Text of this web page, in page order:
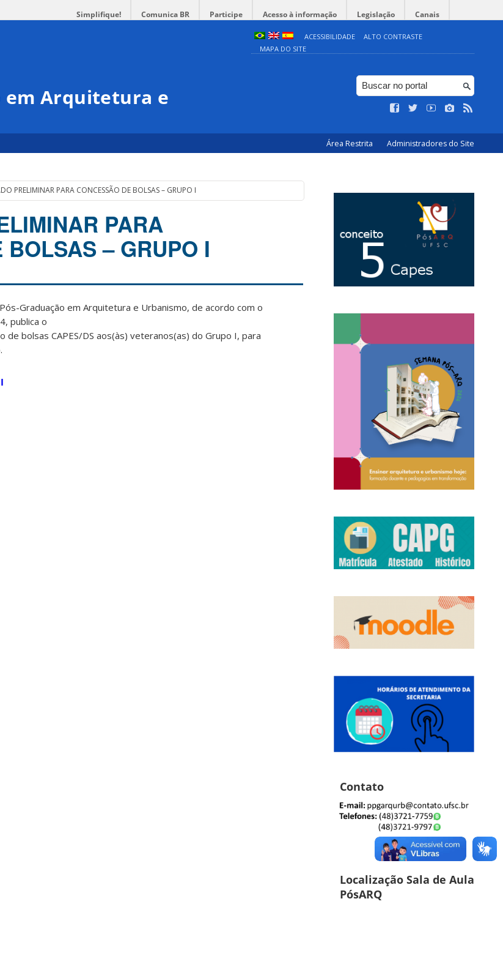
Simplifique! Comunica BR Participe Acesso à informação Legislação Canais
ACESSIBILIDADE
ALTO CONTRASTE
MAPA DO SITE
em Arquitetura e
Área Restrita Administradores do Site
PRELIMINAR PARA CONCESSÃO DE BOLSAS – GRUPO I
PARA
BOLSAS – GRUPO I
Graduação em Arquitetura e Urbanismo, de acordo com o
publica o
bolsas CAPES/DS aos(às) veteranos(as) do Grupo I, para
Contato
Localização Sala de Aula
PósARQ